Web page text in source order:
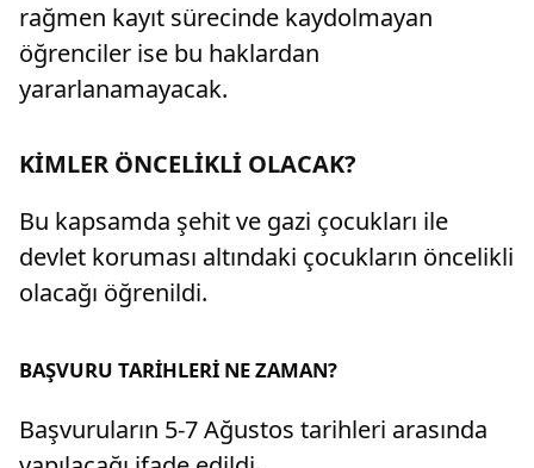
rağmen kayıt sürecinde kaydolmayan
öğrenciler ise bu haklardan
yararlanamayacak.
KİMLER ÖNCELİKLİ OLACAK?
Bu kapsamda şehit ve gazi çocukları ile
devlet koruması altındaki çocukların öncelikli
olacağı öğrenildi.
BAŞVURU TARİHLERİ NE ZAMAN?
Başvuruların 5-7 Ağustos tarihleri arasında